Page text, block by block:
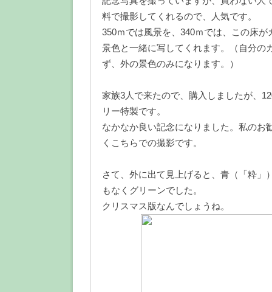
料で撮影してくれるので、人気です。
350ｍでは風景を、340ｍでは、この床が
景色と一緒に写してくれます。（自分の
ず、外の景色のみになります。）
家族3人で来たので、購入しましたが、
リー特製です。
なかなか良い記念になりました。私のお
くこちらでの撮影です。
さて、外に出て見上げると、青（「粋」
もなくグリーンでした。
クリスマス版なんでしょうね。